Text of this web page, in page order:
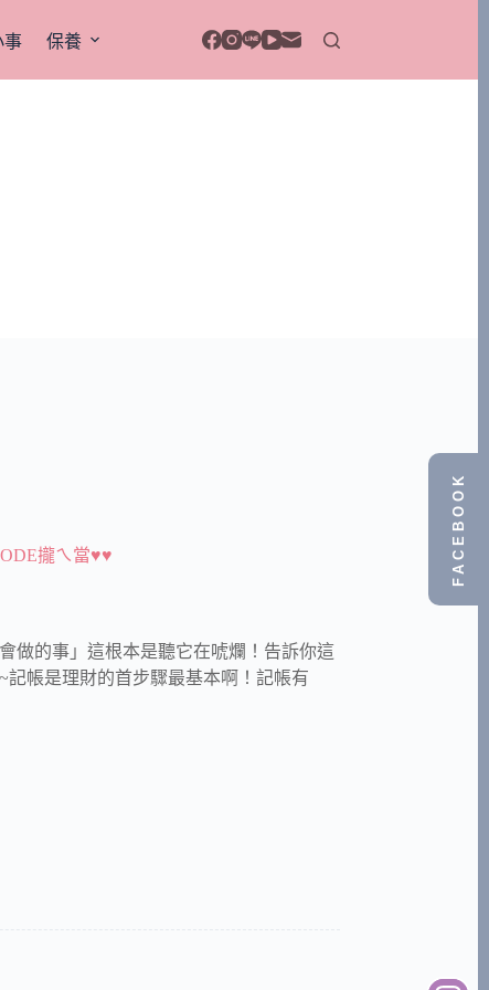
事 保養
攏ㄟ當♥♥
做的事」這根本是聽它在唬爛！告訴你這
帳是理財的首步驟最基本啊！記帳有
FACEBOOK